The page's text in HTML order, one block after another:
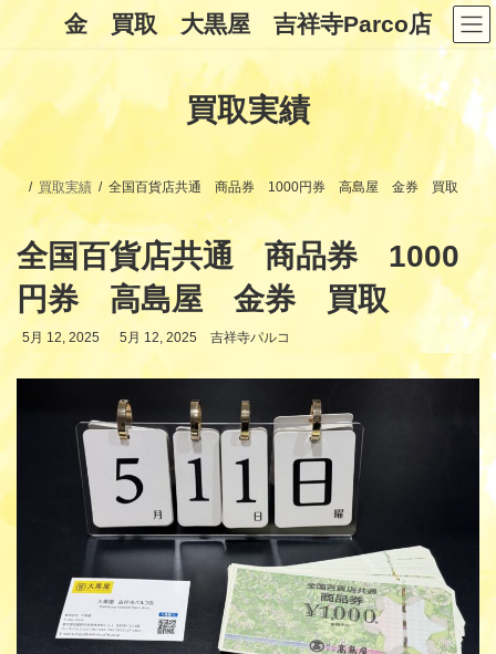
ン
キ
ッ
ー
に
移
金 買取 大黒屋 吉祥寺Parco店
買取実績
買取実績 全国百貨店共通 商品券 1000円券 高島屋 金券 買取
全国百貨店共通 商品券 1000
円券 高島屋 金券 買取
5月 12, 2025
最
日
時
:
5月 12, 2025 吉祥寺パルコ